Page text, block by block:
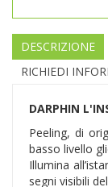
DESCRIZIONE
RICHIEDI
DARPHIN
Peeling, di
basso livello
Illumina
segni visibili